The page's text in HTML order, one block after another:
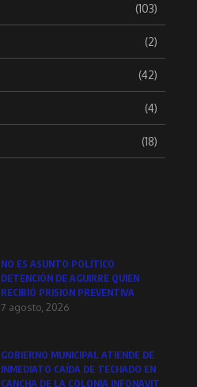
(103)
(2)
(42)
(4)
(18)
NO ES ASUNTO POLÍTICO
DETENCIÓN DE AGUIRRE QUIEN
RECIBIÓ PRISIÓN PREVENTIVA
7 agosto, 2026
GOBIERNO MUNICIPAL ATIENDE DE
INMEDIATO CAÍDA DE TECHADO EN
CANCHA DE LA COLONIA INFONAVIT